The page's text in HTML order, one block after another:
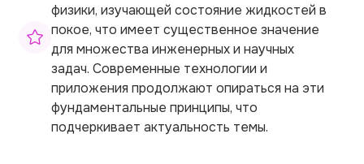
физики, изучающей состояние жидкостей в
покое, что имеет существенное значение
для множества инженерных и научных
задач. Современные технологии и
приложения продолжают опираться на эти
фундаментальные принципы, что
подчеркивает актуальность темы.